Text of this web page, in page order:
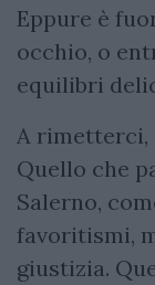
Eppure è
occhio, o
equilibri
A rimetterci,
Quello che
Salerno,
favoritismi,
giustizia.